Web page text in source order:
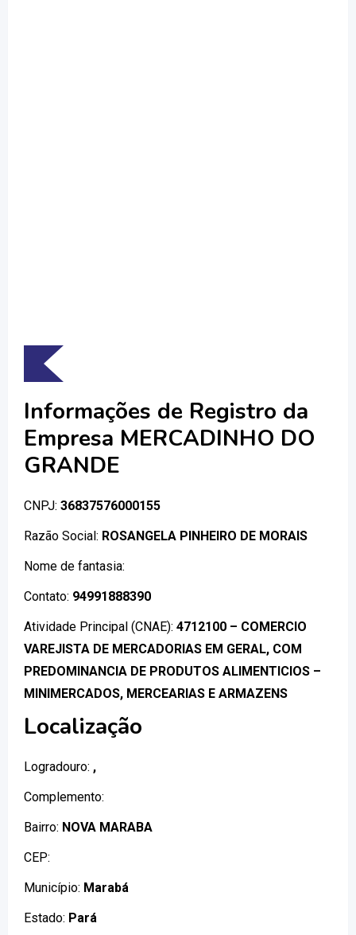
Informações de Registro da
Empresa MERCADINHO DO
GRANDE
CNPJ: 36837576000155
Razão Social: ROSANGELA PINHEIRO DE MORAIS
Nome de fantasia:
Contato: 94991888390
Atividade Principal (CNAE): 4712100 – COMERCIO
VAREJISTA DE MERCADORIAS EM GERAL, COM
PREDOMINANCIA DE PRODUTOS ALIMENTICIOS –
MINIMERCADOS, MERCEARIAS E ARMAZENS
Localização
Logradouro: ,
Complemento:
Bairro: NOVA MARABA
CEP:
Município: Marabá
Estado: Pará